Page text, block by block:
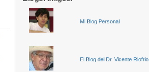
Mi Blog Personal
El Blog del Dr. Vicente Riofrio